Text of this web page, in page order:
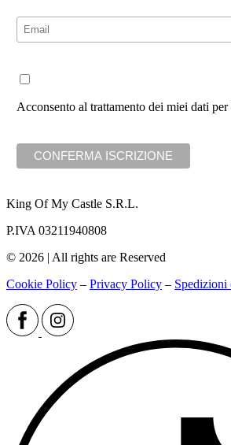
Acconsento al trattamento dei miei dati
King Of My Castle S.R.L.
P.IVA 03211940808
© 2026 | All rights are Reserved
Cookie Policy – Privacy Policy – Spedizioni